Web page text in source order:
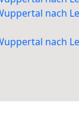
nach
nach